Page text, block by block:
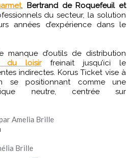
, Bertrand de Roquefeuil et
du secteur, la solution
années d’expérience dans le
manque d’outils de distribution
du loisirfreinait jusqu’ici le
indirectes. Korus Ticket vise à
se positionnant comme une
neutre, centrée sur
par Amelia Brille
Brille